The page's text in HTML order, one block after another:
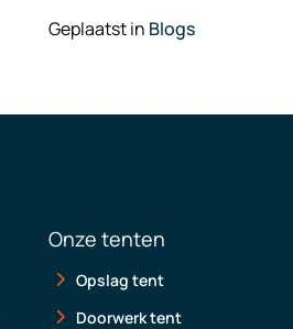
Geplaatst in Blogs
Onze tenten
Opslag tent
Doorwerk tent